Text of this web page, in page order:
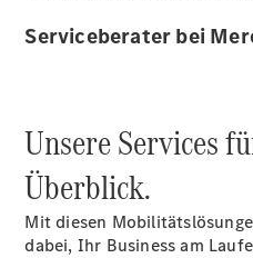
Beratung
Serviceberater bei
Unsere Services
Überblick.
Mit diesen
dabei, Ihr Business am